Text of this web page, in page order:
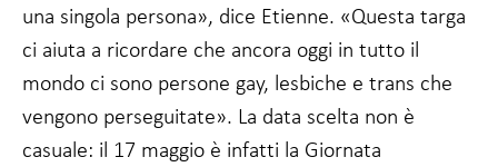
una singola persona», dice Etienne. «Questa targa
ci aiuta a ricordare che ancora oggi in tutto il
mondo ci sono persone gay, lesbiche e trans che
vengono perseguitate». La data scelta non è
casuale: il 17 maggio è infatti la Giornata